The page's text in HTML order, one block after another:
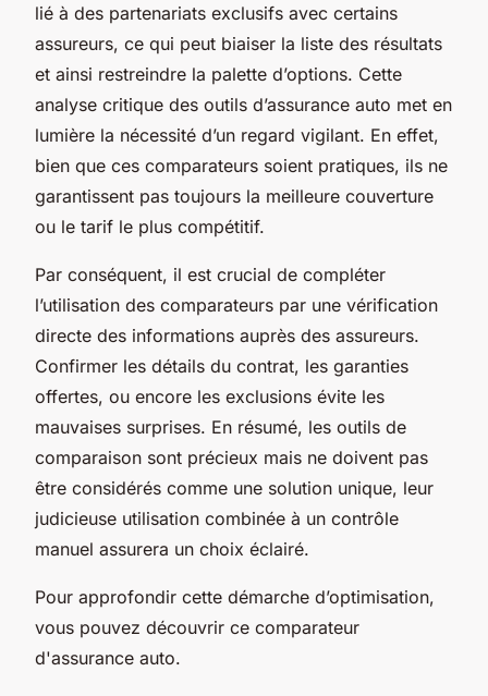
lié à des partenariats exclusifs avec certains
assureurs, ce qui peut biaiser la liste des résultats
et ainsi restreindre la palette d’options. Cette
analyse critique des outils d’assurance auto met en
lumière la nécessité d’un regard vigilant. En effet,
bien que ces comparateurs soient pratiques, ils ne
garantissent pas toujours la meilleure couverture
ou le tarif le plus compétitif.
Par conséquent, il est crucial de compléter
l’utilisation des comparateurs par une vérification
directe des informations auprès des assureurs.
Confirmer les détails du contrat, les garanties
offertes, ou encore les exclusions évite les
mauvaises surprises. En résumé, les outils de
comparaison sont précieux mais ne doivent pas
être considérés comme une solution unique, leur
judicieuse utilisation combinée à un contrôle
manuel assurera un choix éclairé.
Pour approfondir cette démarche d’optimisation,
vous pouvez découvrir ce comparateur
d'assurance auto.